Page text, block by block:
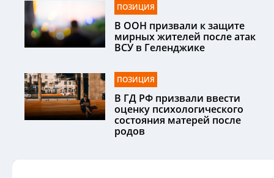
ПОЗИЦИЯ
В ООН призвали к защите
мирных жителей после атак
ВСУ в Геленджике
ПОЗИЦИЯ
В ГД РФ призвали ввести
оценку психологического
состояния матерей после
родов